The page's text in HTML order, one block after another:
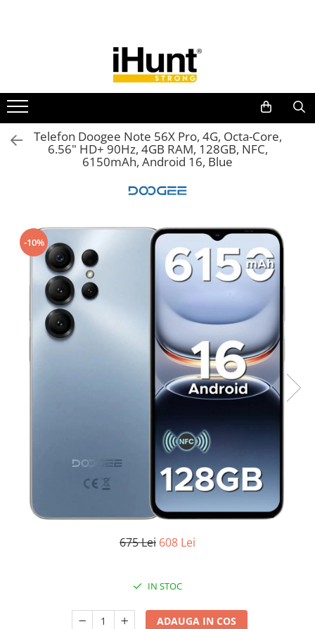
TELEFOANE & TABLETE IHUNT
Telefoane iHunt
Smartphone
Telefoane Rezistente
Telefoane Butoane
Huse protectie
Smartwatch
Accesorii smartwatch
ELECTROCASNICE
Aparate de Gătit
Oală sub Presiune
Aparate de Cafea
Aspiratoare Verticale
Friteuze Aer Cald / Air Fryer
Roboți Aspirator
Telefon Doogee Note 56X Pro, 4G, Octa-Core,
6.56" HD+ 90Hz, 4GB RAM, 128GB, NFC,
6150mAh, Android 16, Blue
-10%
675 Lei 608 Lei
IN STOC
ADAUGA IN COS